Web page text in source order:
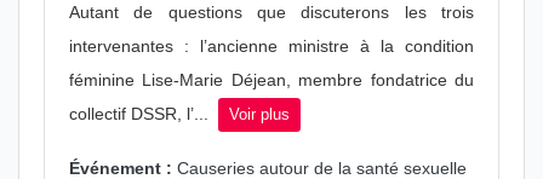
Autant de questions que discuterons les trois
intervenantes : l’ancienne ministre à la condition
féminine Lise-Marie Déjean, membre fondatrice du
collectif DSSR, l’...
Voir plus
Événement : Causeries autour de la santé sexuelle